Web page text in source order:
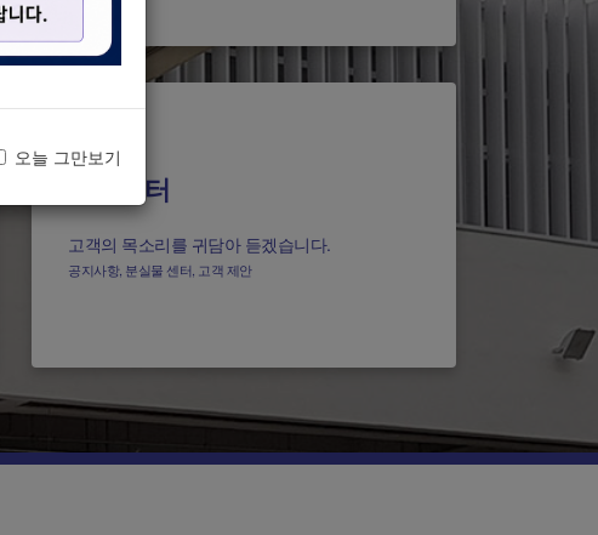
고객센터
고객의 목소리를 귀담아 듣겠습니다.
공지사항, 분실물 센터, 고객 제안
오늘 그만보기